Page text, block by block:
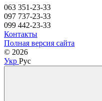
063 351-23-33
097 737-23-33
099 442-23-33
Контакты
Полная версия сайта
© 2026
Укр Рус